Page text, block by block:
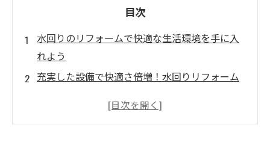
目次
水回りのリフォームで快適な生活環境を手に入
れよう
充実した設備で快適さ倍増！水回りリフォーム
ムダなお金をかけずに水まわりリフォームを行